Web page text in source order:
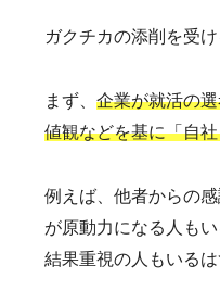
ガクチカの添削を受
まず、 企業が就活の
値観などを基に「自
例えば、他者からの
が原動力になる人も
結果重視の人もいるは